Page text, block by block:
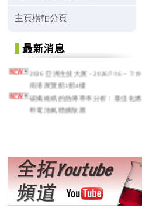
主頁橫軸分頁
2026 亞洲生技大展 - 2026/7/16 ~ 7/19
南港展覽館1館4樓
碳纖維紙的熱傳導率分析：最佳化燃
料電池氣體擴散層